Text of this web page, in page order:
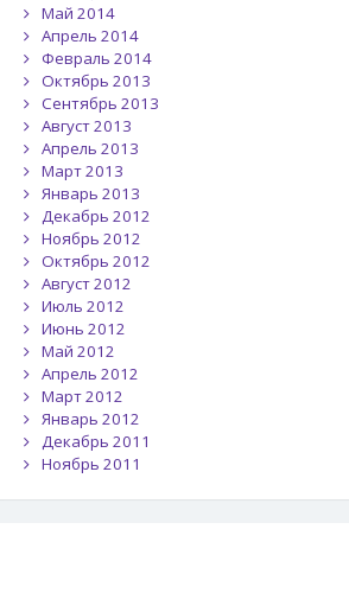
Май 2014
Апрель 2014
Февраль 2014
Октябрь 2013
Сентябрь 2013
Август 2013
Апрель 2013
Март 2013
Январь 2013
Декабрь 2012
Ноябрь 2012
Октябрь 2012
Август 2012
Июль 2012
Июнь 2012
Май 2012
Апрель 2012
Март 2012
Январь 2012
Декабрь 2011
Ноябрь 2011